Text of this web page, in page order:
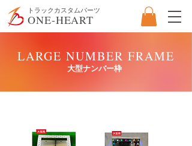
ONE-HEART
​トラックカスタムパーツ
LARGE NUMBER FRAME
大型ナンバー枠